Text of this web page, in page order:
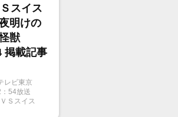
スイス
明けの
獣
掲載記事
レビ東京
：54放送
Ｓスイス